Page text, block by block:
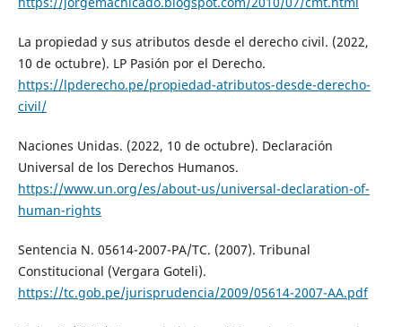
La propiedad y sus atributos desde el derecho civil. (2022,
10 de octubre). LP Pasión por el Derecho.
https://lpderecho.pe/propiedad-atributos-desde-derecho-
civil/
Naciones Unidas. (2022, 10 de octubre). Declaración
Universal de los Derechos Humanos.
https://www.un.org/es/about-us/universal-declaration-of-
human-rights
Sentencia N. 05614-2007-PA/TC. (2007). Tribunal
Constitucional (Vergara Goteli).
https://tc.gob.pe/jurisprudencia/2009/05614-2007-AA.pdf